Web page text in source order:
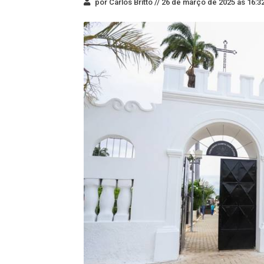
por Carlos Britto // 26 de março de 2025 às